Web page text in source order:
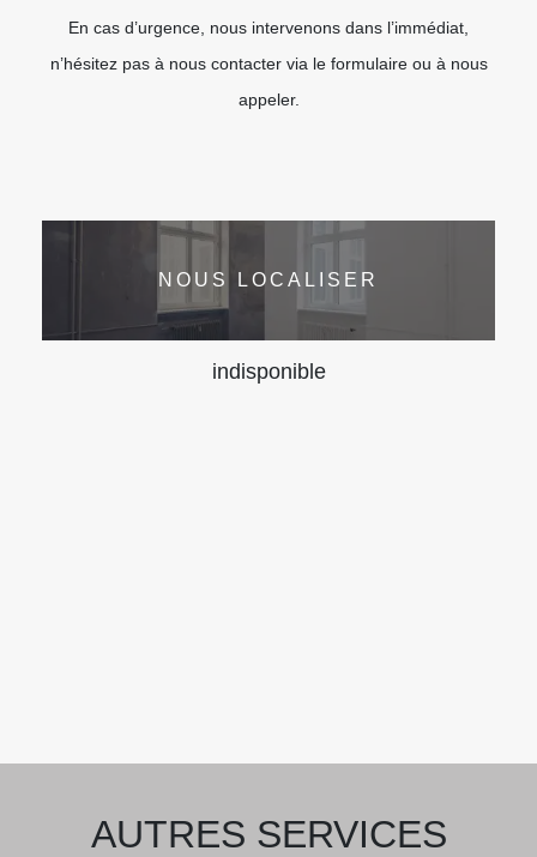
En cas d’urgence, nous intervenons dans l’immédiat,
n’hésitez pas à nous contacter via le formulaire ou à nous
appeler.
NOUS LOCALISER
indisponible
AUTRES SERVICES